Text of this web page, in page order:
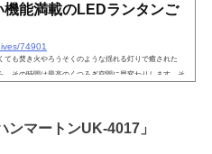
機能満載のLEDランタンご
74901
も焚き火やろうそくのような揺れる灯りで癒された
その時間は最高のくつろぎ空間に早変わりします。そ
パーに大変人気のあるアウトドアブランドです。そし
マートンUK-4017」